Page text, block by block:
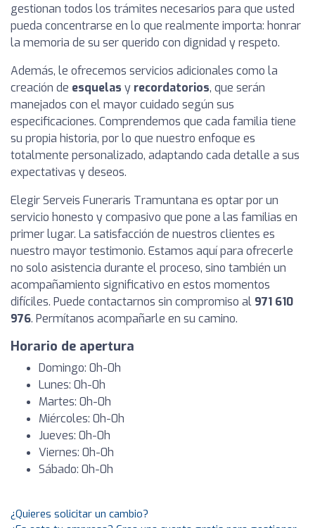
gestionan todos los trámites necesarios para que usted
pueda concentrarse en lo que realmente importa: honrar
la memoria de su ser querido con dignidad y respeto.
Además, le ofrecemos servicios adicionales como la
creación de esquelas y recordatorios, que serán
manejados con el mayor cuidado según sus
especificaciones. Comprendemos que cada familia tiene
su propia historia, por lo que nuestro enfoque es
totalmente personalizado, adaptando cada detalle a sus
expectativas y deseos.
Elegir Serveis Funeraris Tramuntana es optar por un
servicio honesto y compasivo que pone a las familias en
primer lugar. La satisfacción de nuestros clientes es
nuestro mayor testimonio. Estamos aquí para ofrecerle
no solo asistencia durante el proceso, sino también un
acompañamiento significativo en estos momentos
difíciles. Puede contactarnos sin compromiso al 971 610
976. Permítanos acompañarle en su camino.
Horario de apertura
Domingo: 0h-0h
Lunes: 0h-0h
Martes: 0h-0h
Miércoles: 0h-0h
Jueves: 0h-0h
Viernes: 0h-0h
Sábado: 0h-0h
¿Quieres solicitar un cambio?